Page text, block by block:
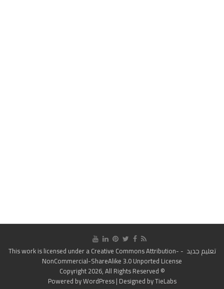
تعليم جديد - This work is licensed under a
Creative Commons Attribution-
NonCommercial-ShareAlike 3.0 Unported License
© Copyright 2026, All Rights Reserved
Powered byWordPress| Designed byTieLabs